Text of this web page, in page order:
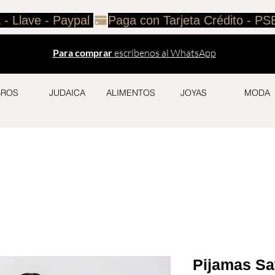
Para comprarescríbenos al WhatsApp
Llave - Paypal
JUDAICA ALIMENTOS JOYAS MODA
Pijamas